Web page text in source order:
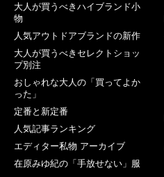
大人が買うべきハイブランド小
物
人気アウトドアブランドの新作
大人が買うべきセレクトショッ
プ別注
おしゃれな大人の「買ってよか
った」
定番と新定番
人気記事ランキング
エディター私物 アーカイブ
在原みゆ紀の「手放せない」服